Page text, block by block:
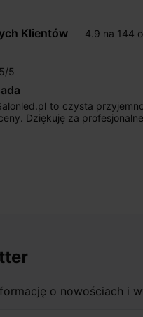
Klientów 4.9 na 144
5/5
to czysta
Dziękuję za
o nowościach i